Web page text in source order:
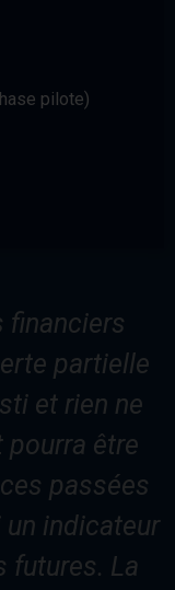
pilote)
financiers
partielle
et rien ne
être
passées
un indicateur
futures. La